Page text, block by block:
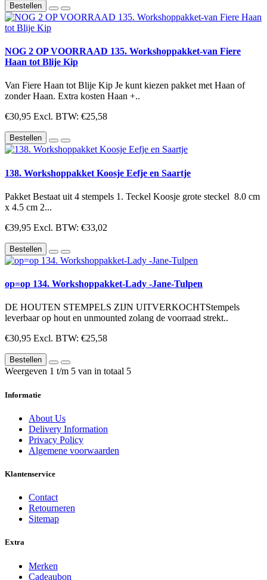
Bestellen
NOG 2 OP VOORRAAD 135. Workshoppakket-van Fiere
Haan tot Blije Kip
Van Fiere Haan tot Blije Kip Je kunt kiezen pakket met Haan of
zonder Haan. Extra kosten Haan +..
€30,95 Excl. BTW: €25,58
Bestellen
138. Workshoppakket Koosje Eefje en Saartje
Pakket Bestaat uit 4 stempels 1. Teckel Koosje grote steckel 8.0 cm
x 4.5 cm 2...
€39,95 Excl. BTW: €33,02
Bestellen
op=op 134. Workshoppakket-Lady -Jane-Tulpen
DE HOUTEN STEMPELS ZIJN UITVERKOCHTStempels
leverbaar op hout en unmounted zolang de voorraad strekt..
€30,95 Excl. BTW: €25,58
Bestellen
Weergeven 1 t/m 5 van in totaal 5
Informatie
About Us
Delivery Information
Privacy Policy
Algemene voorwaarden
Klantenservice
Contact
Retourneren
Sitemap
Extra
Merken
Cadeaubon